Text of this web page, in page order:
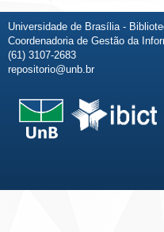
Universidade de Brasília -
Coordenadoria de Gestão da
(61) 3107-2683
repositorio@unb.br